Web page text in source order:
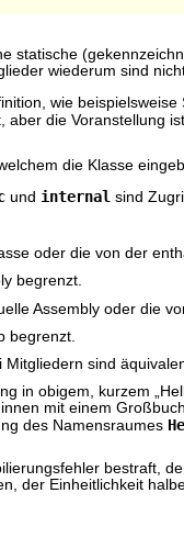
statische
wiederum sind
wie
aber die Voranstellung
die Klasse
und internal sind
oder die von der
begrenzt.
Assembly oder die
begrenzt.
sind
in obigem, kurzem
mit einem
des Namensraumes
bestraft,
der Einheitlichkeit